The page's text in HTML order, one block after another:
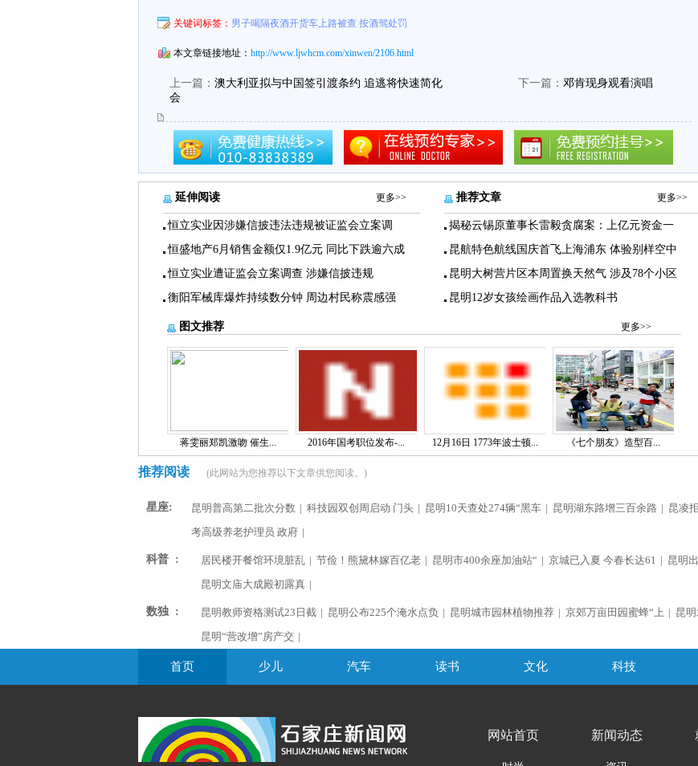
关键词标签： 男子喝隔夜酒开货车上路被查 按酒驾处罚
本文章链接地址： http://www.ljwhcm.com/xinwen/2106.html
上一篇： 澳大利亚拟与中国签引渡条约 追逃将快速简化 下一篇： 邓肯现身观看演唱
会
延伸阅读 更多>>
恒立实业因涉嫌信披违法违规被证监会立案调
恒盛地产6月销售金额仅1.9亿元 同比下跌逾六成
恒立实业遭证监会立案调查 涉嫌信披违规
衡阳军械库爆炸持续数分钟 周边村民称震感强
推荐文章 更多>>
揭秘云锡原董事长雷毅贪腐案：上亿元资金一
昆航特色航线国庆首飞上海浦东 体验别样空中
昆明大树营片区本周置换天然气 涉及78个小区
昆明12岁女孩绘画作品入选教科书
图文推荐 更多>>
蒋雯丽郑凯激吻 催生... 2016年国考职位发布-... 12月16日 1773年波士顿... 《七个朋友》造型百...
推荐阅读 (此网站为您推荐以下文章供您阅读。)
星座: 昆明普高第二批次分数 | 科技园双创周启动 门头 | 昆明10天查处274辆“黑车 | 昆明湖东路增三百余路 | 昆凌
考高级养老护理员 政府 |
科普 : 居民楼开餐馆环境脏乱 | 节俭！熊黛林嫁百亿老 | 昆明市400余座加油站“ | 京城已入夏 今春长达61 | 昆明
昆明文庙大成殿初露真 |
数独 : 昆明教师资格测试23日截 | 昆明公布225个淹水点负 | 昆明城市园林植物推荐 | 京郊万亩田园蜜蜂“上 | 昆
昆明“营改增”房产交 |
首页 少儿 汽车 读书 文化 科技
网站首页 新闻动态